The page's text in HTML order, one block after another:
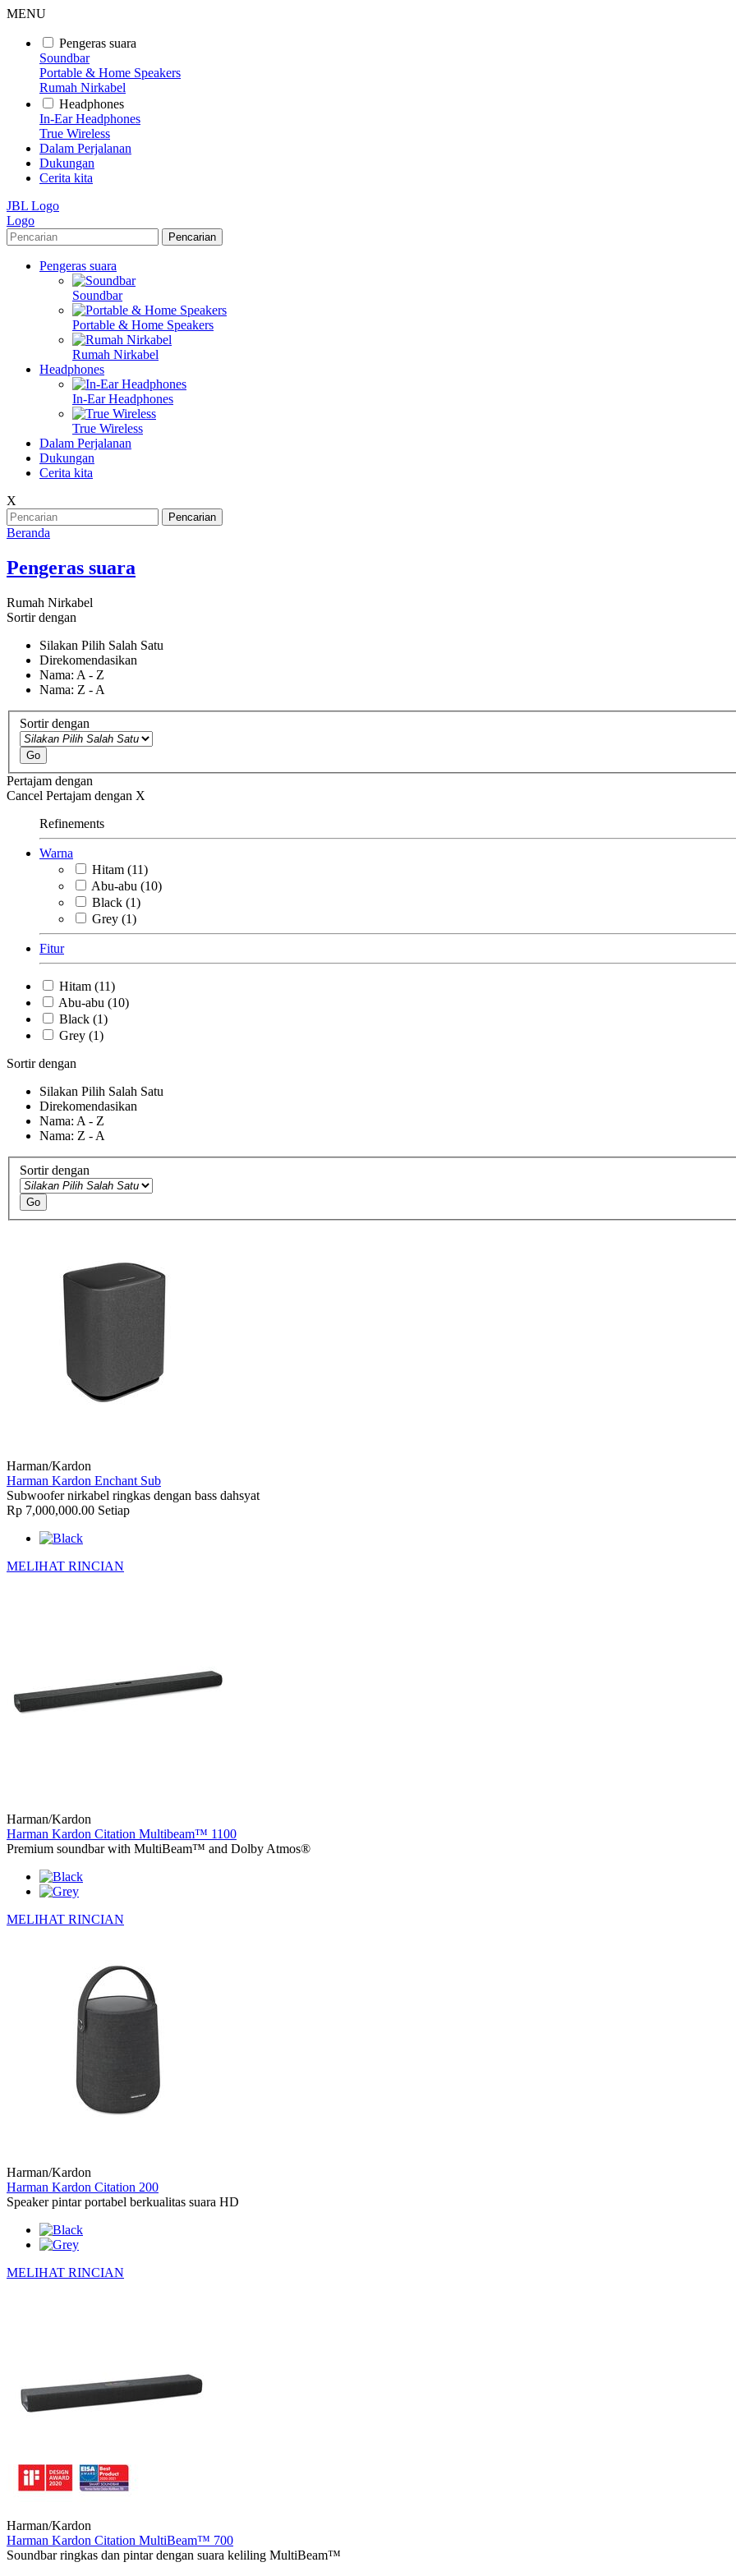
MENU
Pengeras suara
Soundbar
Portable & Home Speakers
Rumah Nirkabel
Headphones
In-Ear Headphones
True Wireless
Dalam Perjalanan
Dukungan
Cerita kita
JBL Logo
Logo
Pencarian
Pengeras suara
Soundbar
Portable & Home Speakers
Rumah Nirkabel
Headphones
In-Ear Headphones
True Wireless
Dalam Perjalanan
Dukungan
Cerita kita
X
Pencarian
Beranda
Pengeras suara
Rumah Nirkabel
Sortir dengan
Silakan Pilih Salah Satu
Direkomendasikan
Nama: A - Z
Nama: Z - A
Sortir dengan
Go
Pertajam dengan
Cancel Pertajam dengan X
Refinements
Warna
Hitam (11)
Abu-abu (10)
Black (1)
Grey (1)
Fitur
Hitam (11)
Abu-abu (10)
Black (1)
Grey (1)
Sortir dengan
Silakan Pilih Salah Satu
Direkomendasikan
Nama: A - Z
Nama: Z - A
Sortir dengan
Go
Harman/Kardon
Harman Kardon Enchant Sub
Subwoofer nirkabel ringkas dengan bass dahsyat
Rp 7,000,000.00 Setiap
MELIHAT RINCIAN
Harman/Kardon
Harman Kardon Citation Multibeam™ 1100
Premium soundbar with MultiBeam™ and Dolby Atmos®
MELIHAT RINCIAN
Harman/Kardon
Harman Kardon Citation 200
Speaker pintar portabel berkualitas suara HD
MELIHAT RINCIAN
Harman/Kardon
Harman Kardon Citation MultiBeam™ 700
Soundbar ringkas dan pintar dengan suara keliling MultiBeam™